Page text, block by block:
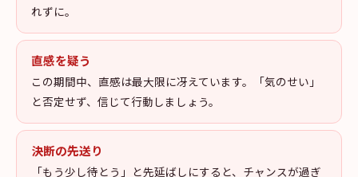
れずに。
直感を疑う
この期間中、直感は最大限に冴えています。「気のせい」
と否定せず、信じて行動しましょう。
決断の先送り
「もう少し待とう」と先延ばしにすると、チャンスが過ぎ